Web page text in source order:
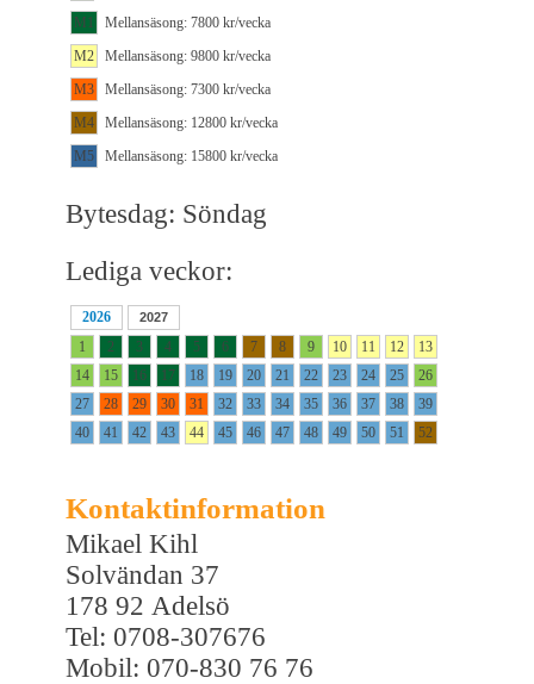
M1
Mellansäsong: 7800 kr/vecka
M2
Mellansäsong: 9800 kr/vecka
M3
Mellansäsong: 7300 kr/vecka
M4
Mellansäsong: 12800 kr/vecka
M5
Mellansäsong: 15800 kr/vecka
Bytesdag: Söndag
Lediga veckor:
2026 2027
1 2 3 4 5 6 7 8 9 10 11 12
13
14
15 16 17 18 19 20 21 22 23 24 25
26
27
28 29 30 31 32 33 34 35 36 37 38
39
40
41 42 43 44 45 46 47 48 49 50 51 52
Kontaktinformation
Mikael Kihl
Solvändan 37
178 92 Adelsö
Tel: 0708-307676
Mobil: 070-830 76 76